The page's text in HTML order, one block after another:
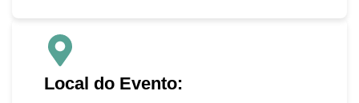
Local do Evento: